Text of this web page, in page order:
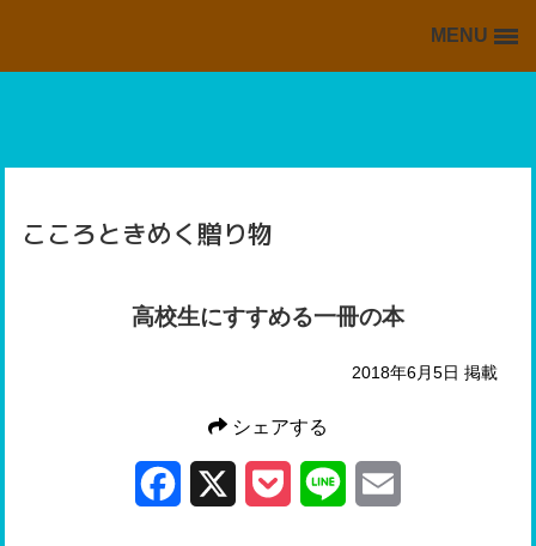
MENU
こころときめく贈り物
高校生にすすめる一冊の本
2018年6月5日 掲載
シェアする
Facebook Pocket Line